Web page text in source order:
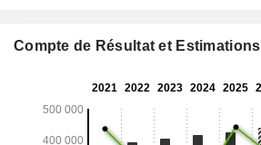
courtage et des services sociaux.
Compte de Résultat et Estimations